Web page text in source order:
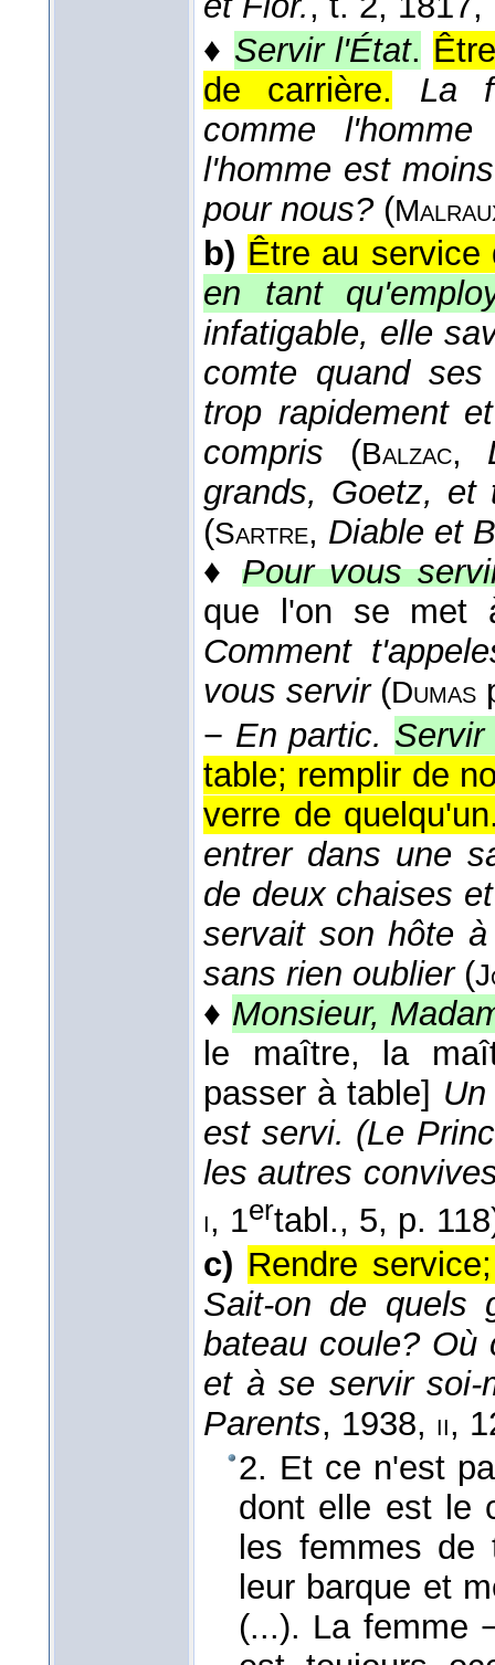
♦ Servir l'État.
de carrière.
La
comme
l'homme est
pour nous?(
b) Être au
en tant
infatigable, elle
comte quand
trop rapidement
compris (Balzac,
grands, Goetz,
(Sartre, Diable et
♦ Pour vous
que l'on se met
Comment
vous servir(Dumas
− En partic.
table; remplir de
verre de
entrer dans une
de deux chaises
servait son hôte
sans rien oublier(
♦ Monsieur,
le maître, la
passer à table]
est servi. (Le
les autres
i, 1ertabl., 5, p.
c) Rendre
Sait-on de quels
bateau coule? Où
et à se servir soi-
Parents, 1938, ii,
2. Et ce n'est
dont elle est le
les femmes de
leur barque et
(...). La femme